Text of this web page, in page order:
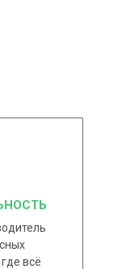
всё